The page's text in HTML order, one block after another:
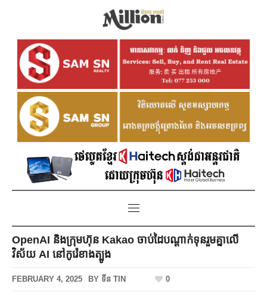
OpenAI និងក្រុមហ៊ុន Kakao ចាប់ដៃបណ្ដាក់ទុនរួមគ្នាលើ
វិស័យ AI នៅកូរ៉េខាងត្បូង
FEBRUARY 4, 2025 BY ទីន TIN 0